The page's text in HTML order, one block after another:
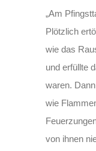
„Am
Plötzlich
wie das
und erfüllte
waren.
wie
von ihnen